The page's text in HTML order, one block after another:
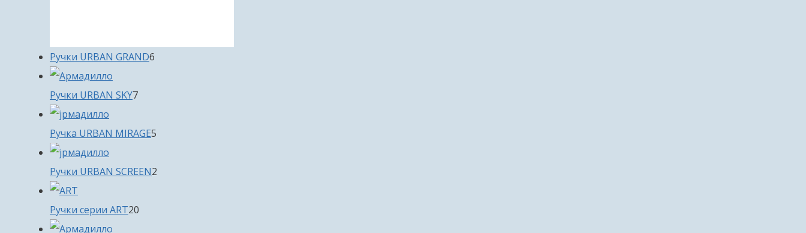
Ручки URBAN GRAND6
Ручки URBAN SKY77
Ручка URBAN MIRAGE5
Ручки URBAN SCREEN2
Ручки серии ART20